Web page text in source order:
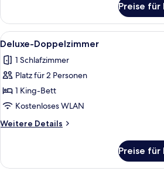
Doppelzimmer
Preise für
Alle
Fotos
für
Deluxe-
Doppelzimmer
anzeigen
1
10
Deluxe-Doppelzimmer
1 Schlafzimmer
Platz für 2 Personen
1 King-Bett
Kostenloses WLAN
Weitere Details
Weitere
Doppelzimmer
Preise für